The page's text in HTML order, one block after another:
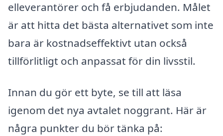
elleverantörer och få erbjudanden. Målet
är att hitta det bästa alternativet som inte
bara är kostnadseffektivt utan också
tillförlitligt och anpassat för din livsstil.
Innan du gör ett byte, se till att läsa
igenom det nya avtalet noggrant. Här är
några punkter du bör tänka på: